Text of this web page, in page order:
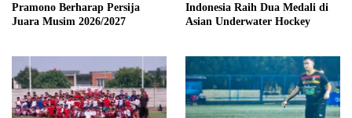
Pramono Berharap Persija
Juara Musim 2026/2027
Indonesia Raih Dua Medali di
Asian Underwater Hockey